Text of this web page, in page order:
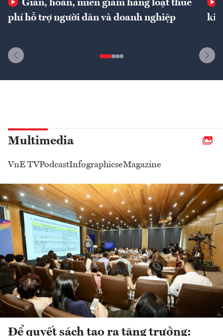
Giãn, hoãn, miễn giảm hàng loạt thuế
phí hỗ trợ người dân và doanh nghiệp
Multimedia
VnE TVPodcastInfographicseMagazine
Để quyết sách tạo ra tăng trưởng: